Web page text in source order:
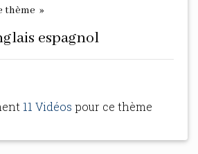
thème »
espagnol
11 Vidéos pour ce thème